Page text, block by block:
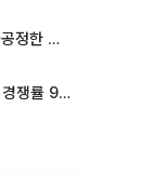
한정수, 황정민 사태에 분노⋯"불공정한 게임, 폭로자도 오픈 하라"
10대 건설사 브랜드 아파트 청약 경쟁률 9.85대 1…일반 단지의 4배